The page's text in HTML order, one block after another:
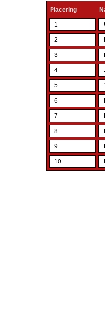
Placering
1
2
3
4
5
6
7
8
9
10